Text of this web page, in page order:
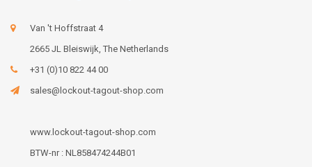
Van 't Hoffstraat 4
2665 JL Bleiswijk, The Netherlands
+31 (0)10 822 44 00
sales@lockout-tagout-shop.com
www.lockout-tagout-shop.com
BTW-nr : NL858474244B01